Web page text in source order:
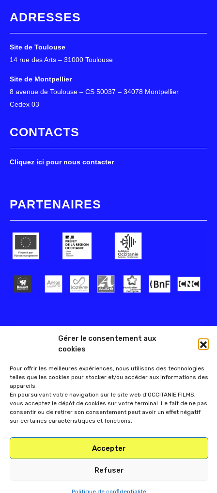
Gérer le consentement aux
cookies
Pour offrir les meilleures expériences, nous utilisons des technologies
telles que les cookies pour stocker et/ou accéder aux informations des
appareils.
En poursuivant votre navigation sur le site web d'OCCITANIE FILMS,
vous acceptez le dépôt de cookies sur votre terminal. Le fait de ne pas
consentir ou de retirer son consentement peut avoir un effet négatif
sur certaines caractéristiques et fonctions.
Accepter
Refuser
Politique de confidentialité
ADRESSES
Site de Toulouse
14 rue des Arts – 31000 Toulouse
Site de Montpellier
8 avenue de Toulouse – CS 50037 – 34078 Montpellier
Cedex 03
CONTACTS
Cliquez ici pour nous contacter
PARTENAIRES